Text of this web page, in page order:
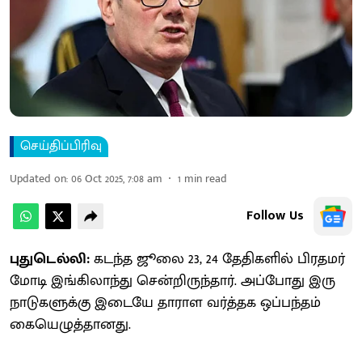
செய்திப்பிரிவு
Updated on:06 Oct 2025, 7:08 am 1 min read
Follow Us
புதுடெல்லி:கடந்த ஜூலை 23, 24 தேதிகளில் பிரதமர்
மோடி இங்​கிலாந்து சென்​றிருந்​தார். அப்​போது இரு
நாடு​களுக்கு இடையே தாராள வர்த்தக ஒப்​பந்​தம்
கையெழுத்​தானது.